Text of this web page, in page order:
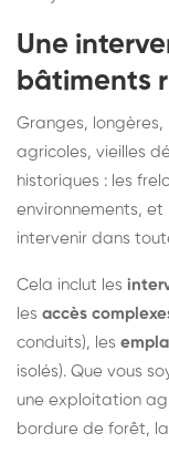
Une
bâtiments
Granges,
agricoles, vieilles
historiques : les
environnements, et
intervenir dans
Cela inclut les
les accès
conduits), les
isolés). Que vous
une exploitation
bordure de forêt,